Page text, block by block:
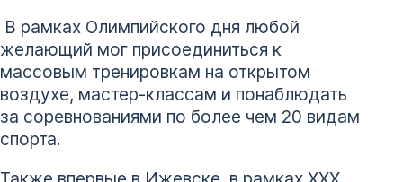
В рамках Олимпийского дня любой
желающий мог присоединиться к
массовым тренировкам на открытом
воздухе, мастер-классам и понаблюдать
за соревнованиями по более чем 20 видам
спорта.